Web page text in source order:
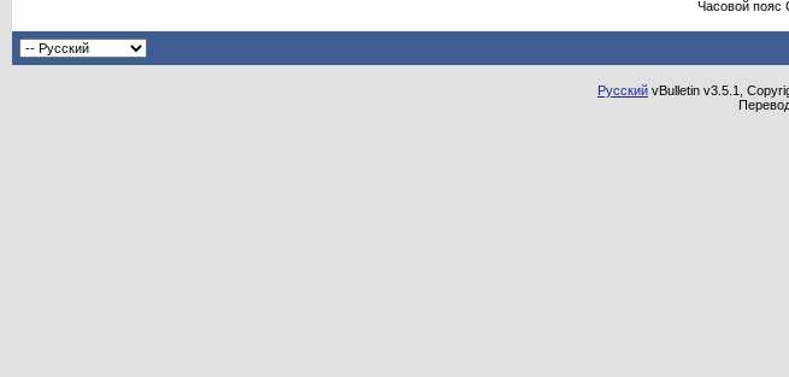
Часовой пояс
Русский vBulletin v3.5.1,